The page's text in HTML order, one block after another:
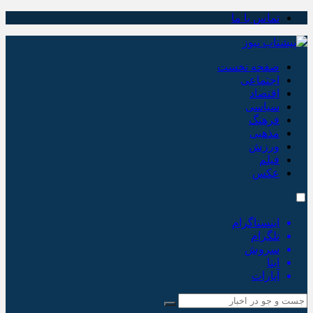
تماس با ما
صفحه نخست
اجتماعی
اقتصاد
سیاسی
فرهنگ
مذهبی
ورزش
فیلم
عکس
اینستاگرام
تلگرام
سروش
ایتا
آپارات